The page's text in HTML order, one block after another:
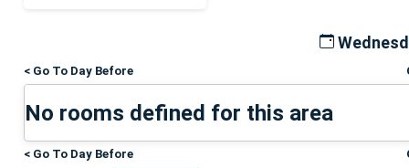
< Go To Day Before
No rooms defined for this area
< Go To Day Before